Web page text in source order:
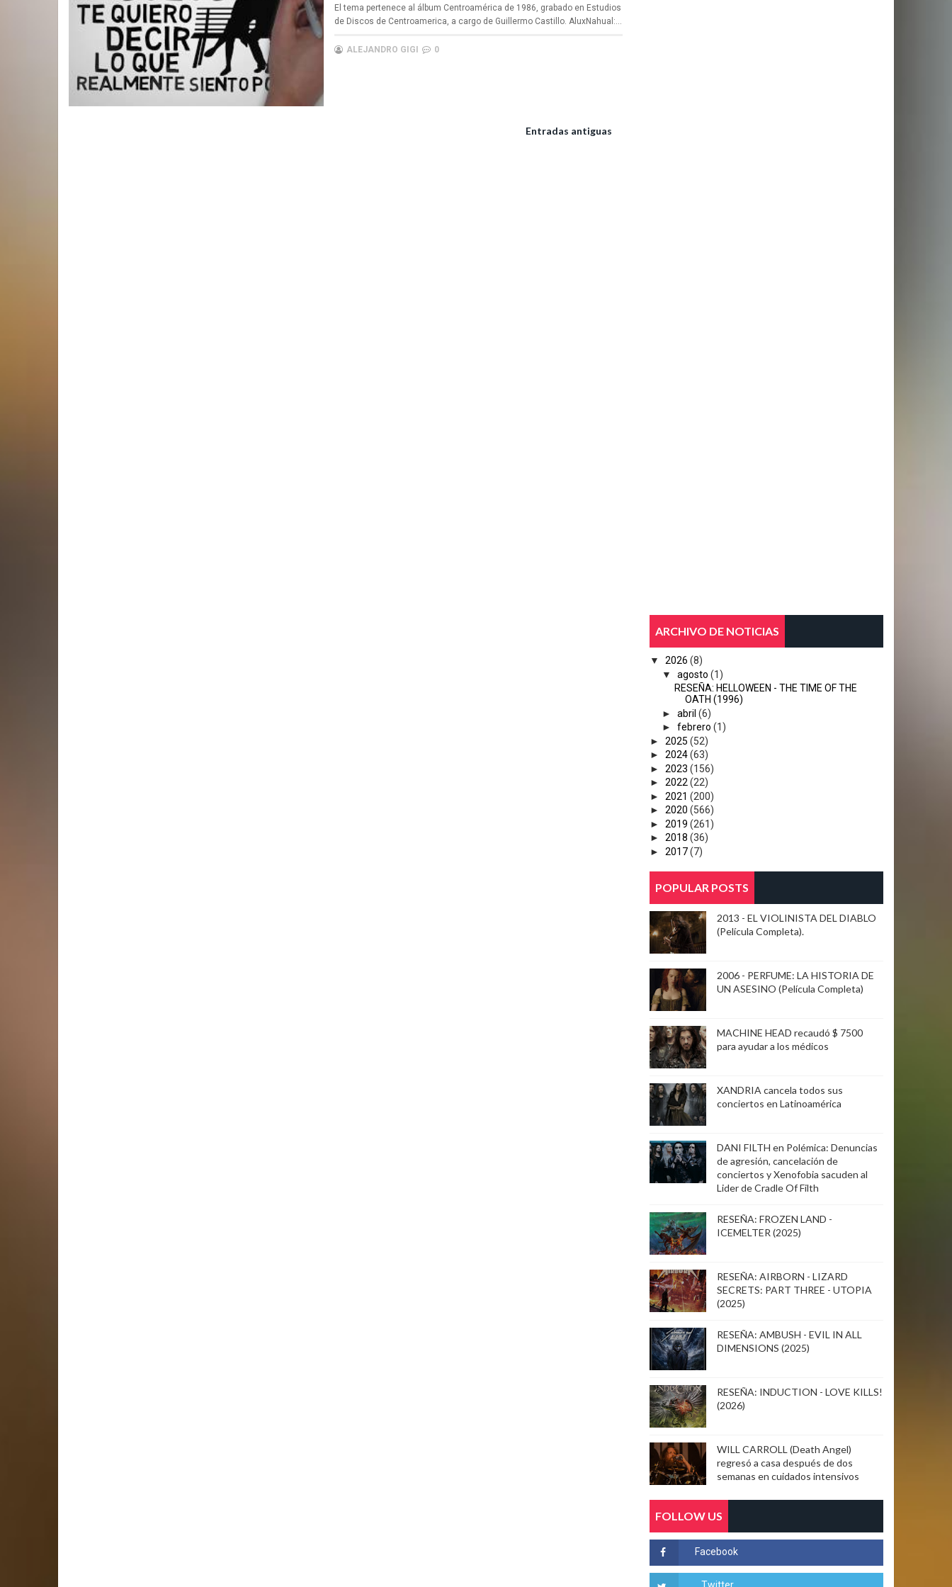
El tema pertenece al álbum Centroamérica de 1986, grabado en Estudios
de Discos de Centroamerica, a cargo de Guillermo Castillo. AluxNahual:...
ALEJANDRO GIGI 0
Entradas antiguas
ARCHIVO DE NOTICIAS
▼ 2026 (8)
▼
agosto (1)
RESEÑA: HELLOWEEN - THE TIME OF THE
OATH (1996)
► abril (6)
► febrero (1)
► 2025 (52)
► 2024(63)
► 2023 (156)
► 2022 (22)
► 2021 (200)
► 2020 (566)
► 2019 (261)
► 2018 (36)
► 2017(7)
POPULAR POSTS
2013 - EL VIOLINISTA DEL DIABLO
(Película Completa).
2006 - PERFUME: LA HISTORIA DE
UN ASESINO (Película Completa)
MACHINE HEAD recaudó $ 7500
para ayudar a los médicos
XANDRIA cancela todos sus
conciertos en Latinoamérica
DANI FILTH en Polémica: Denuncias
de agresión, cancelación de
conciertos y Xenofobia sacuden al
Lider de Cradle Of Filth
RESEÑA: FROZEN LAND -
ICEMELTER (2025)
RESEÑA: AIRBORN - LIZARD
SECRETS: PART THREE - UTOPIA
(2025)
RESEÑA: AMBUSH - EVIL IN ALL
DIMENSIONS (2025)
RESEÑA: INDUCTION - LOVE KILLS!
(2026)
WILL CARROLL (Death Angel)
regresó a casa después de dos
semanas en cuidados intensivos
FOLLOW US